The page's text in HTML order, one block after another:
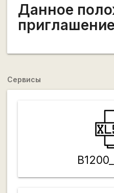
Данное
Сервисы